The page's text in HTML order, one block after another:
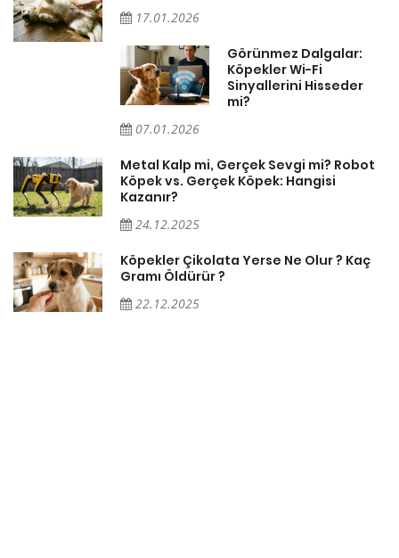
17.01.2026
Görünmez Dalgalar:
Köpekler Wi-Fi
Sinyallerini Hisseder
mi?
07.01.2026
Metal Kalp mi, Gerçek Sevgi mi? Robot
Köpek vs. Gerçek Köpek: Hangisi
Kazanır?
24.12.2025
Köpekler Çikolata Yerse Ne Olur ? Kaç
Gramı Öldürür ?
22.12.2025